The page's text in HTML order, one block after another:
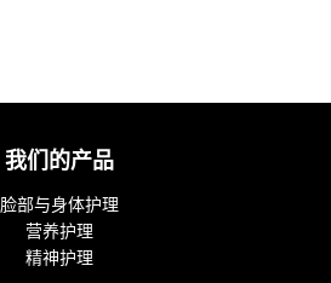
我们的产品
脸部与身体护理
营养护理
精神护理